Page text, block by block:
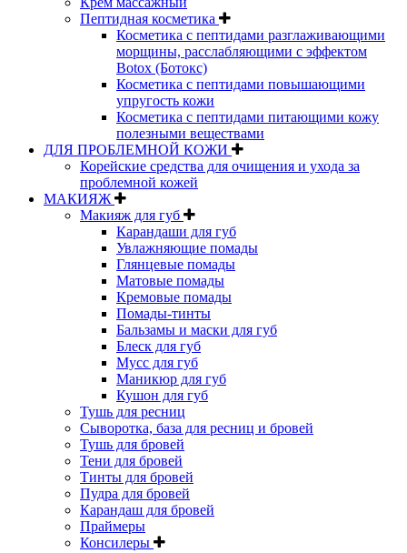
Пептидная косметика
Косметика с пептидами разглаживающими
морщины, расслабляющими с эффектом
Botox (Ботокс)
Косметика с пептидами повышающими
упругость кожи
Косметика с пептидами питающими кожу
полезными веществами
ДЛЯ ПРОБЛЕМНОЙ КОЖИ
Корейские средства для очищения и ухода за
проблемной кожей
МАКИЯЖ
Макияж для губ
Карандаши для губ
Увлажняющие помады
Глянцевые помады
Матовые помады
Кремовые помады
Помады-тинты
Бальзамы и маски для губ
Блеск для губ
Мусс для губ
Маникюр для губ
Кушон для губ
Тушь для ресниц
Сыворотка, база для ресниц и бровей
Тушь для бровей
Тени для бровей
Тинты для бровей
Пудра для бровей
Карандаш для бровей
Праймеры
Консилеры